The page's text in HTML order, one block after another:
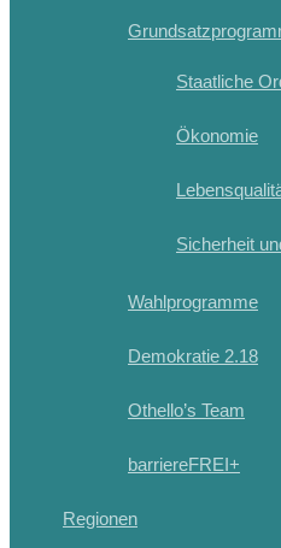
Staatliche
Ökonomie
Sicherheit
Wahlprogramme
Demokratie 2.18
Othello’s Team
barriereFREI+
Regionen